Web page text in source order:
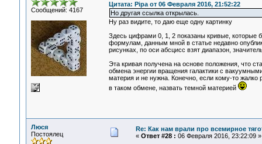
Сообщений: 4167
Цитата: Pipa от 06 Февраля 2016, 21:52:22
Но другая ссылка открылась.
Ну раз видите, то даю еще одну картинку
Здесь цифрами 0, 1, 2 показаны кривые, которые
формулам, данным мной в статье недавно
рисунках, по оси абсцисс взят диапазон,
Эта кривая получена на основе положения, что
обмена энергии вращения галактики с
материя и не нужна. Конечно, если кому-то
в таком обмене, назвать темной материей
Люся
Постоялец
Re: Как нам врали про всемирное
« Ответ #28 : 06 Февраля 2016, 23:22:09 »